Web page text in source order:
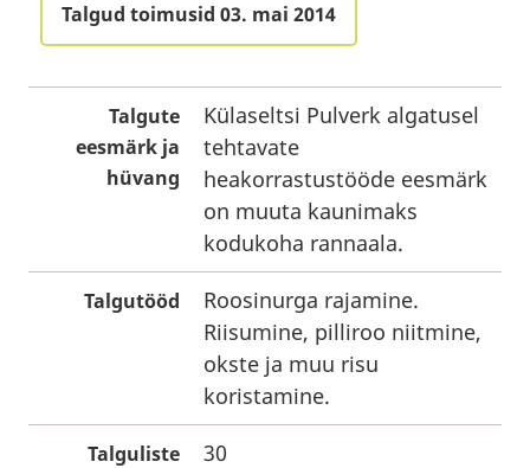
Talgud toimusid 03. mai 2014
Talgute
eesmärk ja
hüvang
Külaseltsi Pulverk algatusel
tehtavate
heakorrastustööde eesmärk
on muuta kaunimaks
kodukoha rannaala.
Talgutööd
Roosinurga rajamine.
Riisumine, pilliroo niitmine,
okste ja muu risu
koristamine.
Talguliste
30